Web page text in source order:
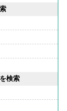
検索